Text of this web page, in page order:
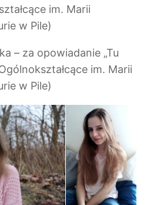
im. Marii
w Pile)
– za opowiadanie „Tu
im. Marii
w Pile)